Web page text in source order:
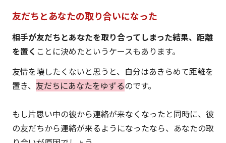
友だちとあなたの取り合いになった
相手が友だちとあなたを取り合ってしまった結果、距離
を置く ことに決めたというケースもあります。
友情を壊したくないと思うと、自分はあきらめて距離を
置き、 友だちにあなたをゆずるのです。
もし片思い中の彼から連絡が来なくなったと同時に、彼
の友だちから連絡が来るようになったなら、あなたの取